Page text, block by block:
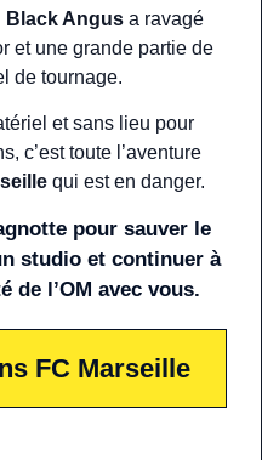
Black Angusa ravagé
et une grande partie de
de tournage.
et sans lieu pour
c’est toute l’aventure
qui est en danger.
pour sauver le
studio et continuer à
de l’OM avec vous.
FC Marseille